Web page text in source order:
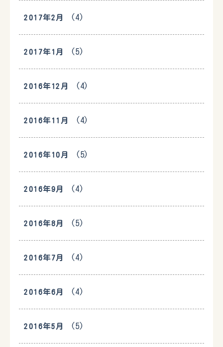
2017年2月 (4)
2017年1月 (5)
2016年12月 (4)
2016年11月 (4)
2016年10月 (5)
2016年9月 (4)
2016年8月 (5)
2016年7月 (4)
2016年6月 (4)
2016年5月 (5)